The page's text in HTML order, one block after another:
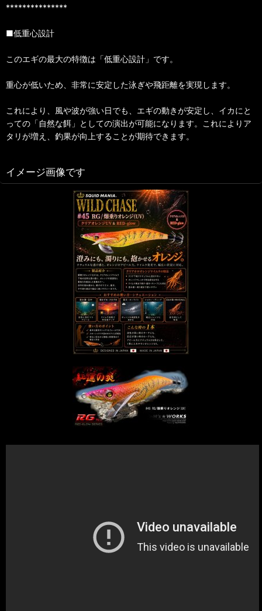
***************
■低重心設計
このエギの最大の特徴は「低重心設計」です。
重心が低いため、非常に安定した泳ぎや飛距離を実現します。
これにより、風や波が強い日でも、エギの動きが安定し、イカにと
っての「自然な餌」としての演出が可能になります。これによりア
タリが増え、釣果が向上することが期待できます。
イメージ画像です